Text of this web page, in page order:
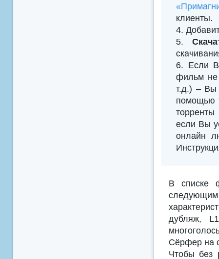
клиенты.
4.
5.
6. Если
фильм не
т.д.) – Вы
помощью
если Вы
онлайн
В списке
дубляж,
Сёрфер на
Чтобы без